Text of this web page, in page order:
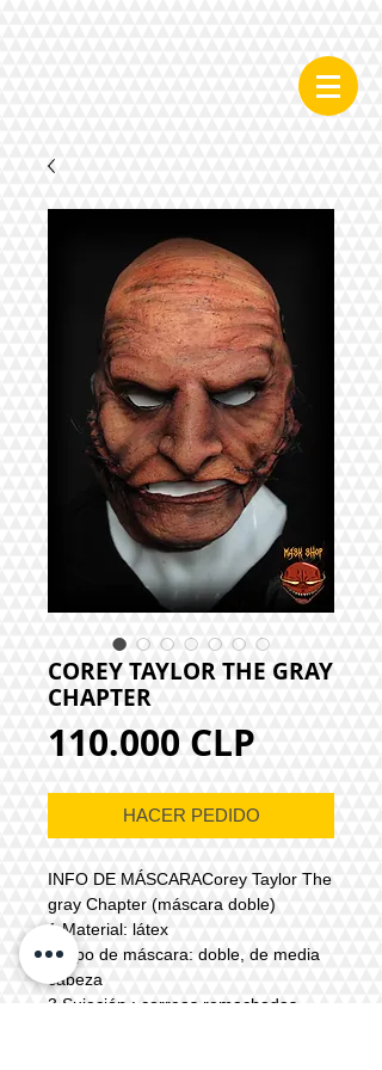
COREY TAYLOR THE GRAY
CHAPTER
110.000 CLP
HACER PEDIDO
INFO DE MÁSCARACorey Taylor The
gray Chapter (máscara doble)
1.Material: látex
2.Tipo de máscara: doble, de media
cabeza
3.Sujeción : correas remachadas